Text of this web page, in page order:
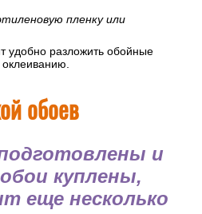
пленку или
удобно разложить обойные
оклеиванию.
обоев
и
куплены,
еще несколько